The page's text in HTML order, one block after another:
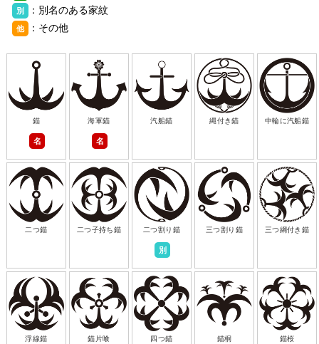
別 ：別名のある家紋
他 ：その他
錨
名
海軍錨
名
汽船錨 縄付き錨 中輪に汽船錨
二つ錨 二つ子持ち錨 二つ割り錨
別
三つ割り錨 三つ綱付き錨
浮線錨 錨片喰 四つ錨 錨桐 錨桜